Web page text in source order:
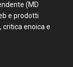
(MD
e prodotti
enoica e